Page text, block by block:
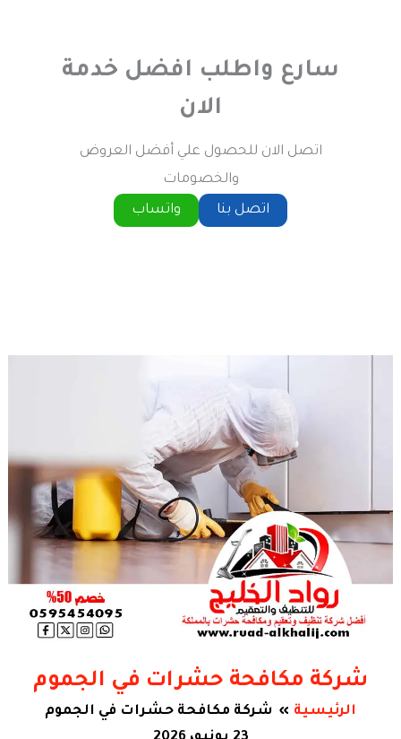
سارع واطلب افضل خدمة
الان
اتصل الان للحصول علي أفضل العروض
والخصومات
اتصل بنا
واتساب
شركة مكافحة حشرات في الجموم
الرئيسية
شركة مكافحة حشرات في الجموم